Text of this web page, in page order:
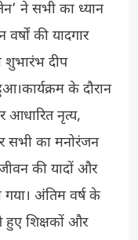
ने सभी का ध्यान
की यादगार
शुभारंभ दीप
के दौरान
आधारित नृत्य,
सभी का मनोरंजन
की यादों और
अंतिम वर्ष के
हुए शिक्षकों और